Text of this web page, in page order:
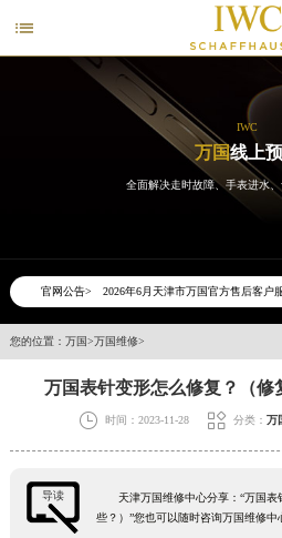

IWC
万国线上
全面解决走时故障、手表进水、
官网公告>
2026年6月万国售后服务中心最新网
节假日正常营业！
您的位置： 万国>万国维修>
万国表针变形怎么修复？（修
 时间：2023-11-28  分类： 万
导读
天津万国维修中心分享：“万国表
些？）”您也可以随时咨询万国维修